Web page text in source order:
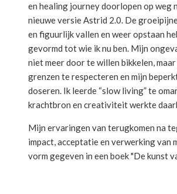
en healing journey doorlopen op weg
nieuwe versie Astrid 2.0. De
en figuurlijk vallen en weer opstaan
gevormd tot wie ik nu ben. Mijn
niet meer door te willen bikkelen,
grenzen te respecteren en mijn
doseren. Ik leerde “slow living” te
krachtbron en creativiteit werkte
Mijn ervaringen van terugkomen na
impact, acceptatie en verwerking van
vorm gegeven in een boek "De kunst